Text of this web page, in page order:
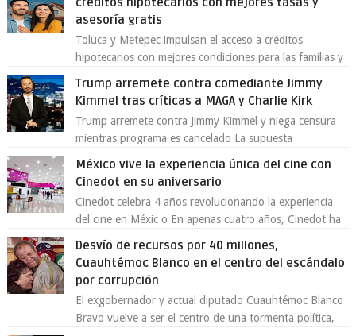
asesoría gratis
Toluca y Metepec impulsan el acceso a créditos
hipotecarios con mejores condiciones para las familias y
Trump arremete contra comediante Jimmy
Kimmel tras críticas a MAGA y Charlie Kirk
Trump arremete contra Jimmy Kimmel y niega censura
mientras programa es cancelado La supuesta
México vive la experiencia única del cine con
Cinedot en su aniversario
Cinedot celebra 4 años revolucionando la experiencia
del cine en Méxic o En apenas cuatro años, Cinedot ha
demostrado que es posible reinve...
Desvío de recursos por 40 millones,
Cuauhtémoc Blanco en el centro del escándalo
por corrupción
El exgobernador y actual diputado Cuauhtémoc Blanco
Bravo vuelve a ser el centro de una tormenta política,